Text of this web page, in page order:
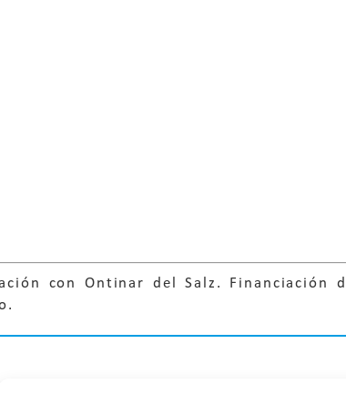
con Ontinar del Salz. Financiación